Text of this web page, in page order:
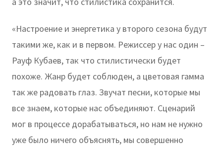
«Настроение и энергетика у второго сезона будут
такими же, как и в первом. Режиссер у нас один –
Рауф Кубаев, так что стилистически будет
похоже. Жанр будет соблюден, а цветовая гамма
так же радовать глаз. Звучат песни, которые мы
все знаем, которые нас объединяют. Сценарий
мог в процессе дорабатываться, но нам не нужно
уже было ничего объяснять, мы совершенно